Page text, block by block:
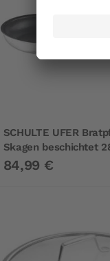
SCHULTE UFER
Skagen beschichtet
84,99 €